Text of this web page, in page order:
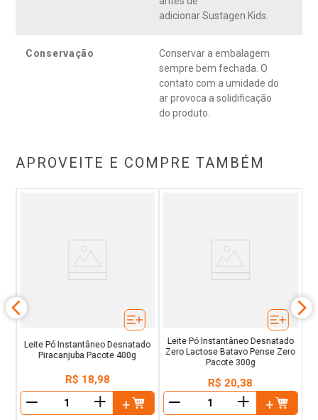
adicionar Sustagen Kids.
Conservação
Conservar a embalagem
sempre bem fechada. O
contato com a umidade do
ar provoca a solidificação
do produto.
APROVEITE E COMPRE TAMBÉM
Leite Pó Instantâneo Desnatado
Piracanjuba Pacote 400g
R$ 18,98
＋
Leite Pó Instantâneo Desnatado
Zero Lactose Batavo Pense Zero
Pacote 300g
R$ 20,38
＋